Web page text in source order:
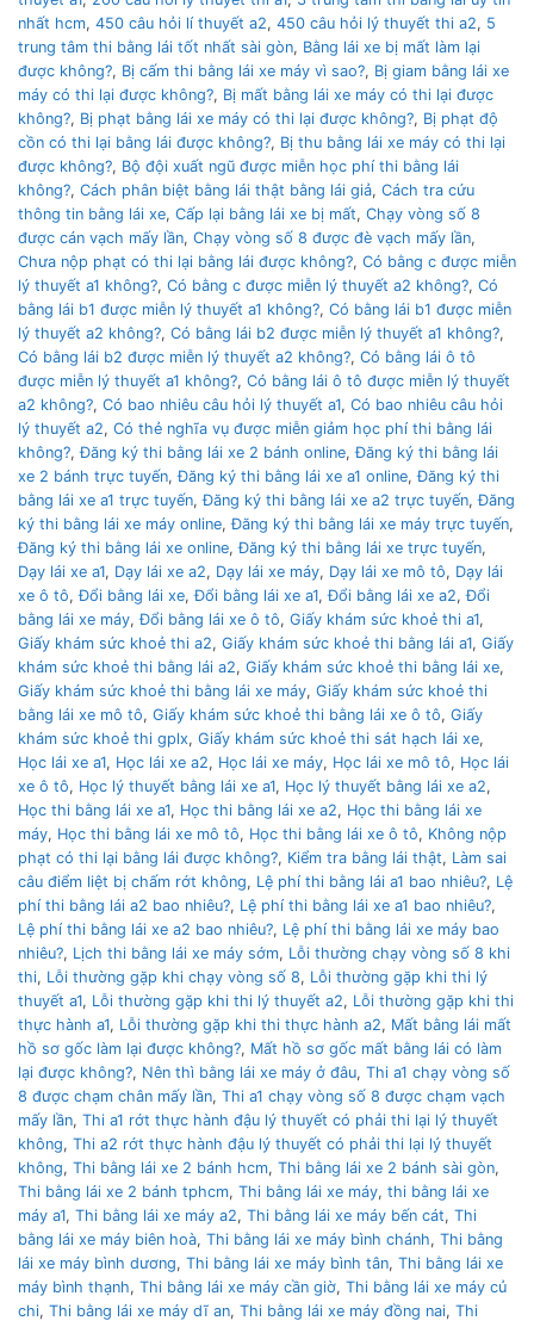
nhất hcm, 450 câu hỏi lí thuyết a2, 450 câu hỏi lý thuyết thi a2, 5
trung tâm thi bằng lái tốt nhất sài gòn, Bằng lái xe bị mất làm lại
được không?, Bị cấm thi bằng lái xe máy vì sao?, Bị giam bằng lái xe
máy có thi lại được không?, Bị mất bằng lái xe máy có thi lại được
không?, Bị phạt bằng lái xe máy có thi lại được không?, Bị phạt độ
cồn có thi lại bằng lái được không?, Bị thu bằng lái xe máy có thi lại
được không?, Bộ đội xuất ngũ được miễn học phí thi bằng lái
không?, Cách phân biệt bằng lái thật bằng lái giả, Cách tra cứu
thông tin bằng lái xe, Cấp lại bằng lái xe bị mất, Chạy vòng số 8
được cán vạch mấy lần, Chạy vòng số 8 được đè vạch mấy lần,
Chưa nộp phạt có thi lại bằng lái được không?, Có bằng c được miễn
lý thuyết a1 không?, Có bằng c được miễn lý thuyết a2 không?, Có
bằng lái b1 được miễn lý thuyết a1 không?, Có bằng lái b1 được miễn
lý thuyết a2 không?, Có bằng lái b2 được miễn lý thuyết a1 không?,
Có bằng lái b2 được miễn lý thuyết a2 không?, Có bằng lái ô tô
được miễn lý thuyết a1 không?, Có bằng lái ô tô được miễn lý thuyết
a2 không?, Có bao nhiêu câu hỏi lý thuyết a1, Có bao nhiêu câu hỏi
lý thuyết a2, Có thẻ nghĩa vụ được miễn giảm học phí thi bằng lái
không?,Đăng ký thi bằng lái xe 2 bánh online,Đăng ký thi bằng lái
xe 2 bánh trực tuyến,Đăng ký thi bằng lái xe a1 online,Đăng ký thi
bằng lái xe a1 trực tuyến,Đăng ký thi bằng lái xe a2 trực tuyến,Đăng
ký thi bằng lái xe máy online,Đăng ký thi bằng lái xe máy trực tuyến,
Đăng ký thi bằng lái xe online,Đăng ký thi bằng lái xe trực tuyến,
Dạy lái xe a1, Dạy lái xe a2, Dạy lái xe máy, Dạy lái xe mô tô, Dạy lái
xe ô tô,Đổi bằng lái xe,Đổi bằng lái xe a1,Đổi bằng lái xe a2,Đổi
bằng lái xe máy,Đổi bằng lái xe ô tô, Giấy khám sức khoẻ thi a1,
Giấy khám sức khoẻ thi a2, Giấy khám sức khoẻ thi bằng lái a1, Giấy
khám sức khoẻ thi bằng lái a2, Giấy khám sức khoẻ thi bằng lái xe,
Giấy khám sức khoẻ thi bằng lái xe máy, Giấy khám sức khoẻ thi
bằng lái xe mô tô, Giấy khám sức khoẻ thi bằng lái xe ô tô, Giấy
khám sức khoẻ thi gplx, Giấy khám sức khoẻ thi sát hạch lái xe,
Học lái xe a1, Học lái xe a2, Học lái xe máy, Học lái xe mô tô, Học lái
xe ô tô, Học lý thuyết bằng lái xe a1, Học lý thuyết bằng lái xe a2,
Học thi bằng lái xe a1, Học thi bằng lái xe a2, Học thi bằng lái xe
máy, Học thi bằng lái xe mô tô, Học thi bằng lái xe ô tô, Không nộp
phạt có thi lại bằng lái được không?, Kiểm tra bằng lái thật, Làm sai
câu điểm liệt bị chấm rớt không, Lệ phí thi bằng lái a1 bao nhiêu?, Lệ
phí thi bằng lái a2 bao nhiêu?, Lệ phí thi bằng lái xe a1 bao nhiêu?,
Lệ phí thi bằng lái xe a2 bao nhiêu?, Lệ phí thi bằng lái xe máy bao
nhiêu?, Lịch thi bằng lái xe máy sớm, Lỗi thường chạy vòng số 8 khi
thi, Lỗi thường gặp khi chạy vòng số 8, Lỗi thường gặp khi thi lý
thuyết a1, Lỗi thường gặp khi thi lý thuyết a2, Lỗi thường gặp khi thi
thực hành a1, Lỗi thường gặp khi thi thực hành a2, Mất bằng lái mất
hồ sơ gốc làm lại được không?, Mất hồ sơ gốc mất bằng lái có làm
lại được không?, Nên thì bằng lái xe máy ở đâu, Thi a1 chạy vòng số
8 được chạm chân mấy lần, Thi a1 chạy vòng số 8 được chạm vạch
mấy lần, Thi a1 rớt thực hành đậu lý thuyết có phải thi lại lý thuyết
không, Thi a2 rớt thực hành đậu lý thuyết có phải thi lại lý thuyết
không, Thi bằng lái xe 2 bánh hcm, Thi bằng lái xe 2 bánh sài gòn,
Thi bằng lái xe 2 bánh tphcm, Thi bằng lái xe máy, thi bằng lái xe
máy a1, Thi bằng lái xe máy a2, Thi bằng lái xe máy bến cát, Thi
bằng lái xe máy biên hoà, Thi bằng lái xe máy bình chánh, Thi bằng
lái xe máy bình dương, Thi bằng lái xe máy bình tân, Thi bằng lái xe
máy bình thạnh, Thi bằng lái xe máy cần giờ, Thi bằng lái xe máy củ
chi, Thi bằng lái xe máy dĩ an, Thi bằng lái xe máy đồng nai, Thi